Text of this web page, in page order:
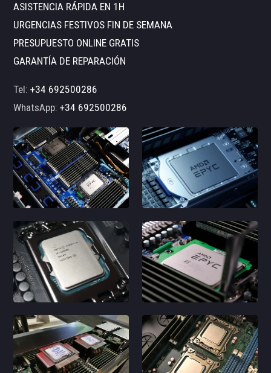
ASISTENCIA RÁPIDA EN 1H
URGENCIAS FESTIVOS FIN DE SEMANA
PRESUPUESTO ONLINE GRATIS
GARANTÍA DE REPARACIÓN
Tel:+34 692500286
WhatsApp:+34 692500286